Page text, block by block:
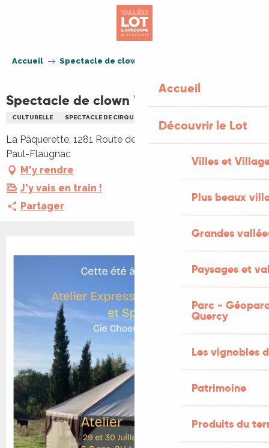
Accueil
Découvrir le Lot
Villes et
Plus beaux
Grandes
Paysages et
Parc -
Quercy
Les vignobles
Patrimoine
Produits du
Accueil Spectacle de clown "Flop en scène"
Spectacle de clown "Flop en scène"
CULTURELLE SPECTACLE DE CIRQUE
La Pâquerette, 1281 Route de Peyregrand, 46170 Saint-
Paul-Flaugnac
M'y rendre
J'y vais en train !
Partager